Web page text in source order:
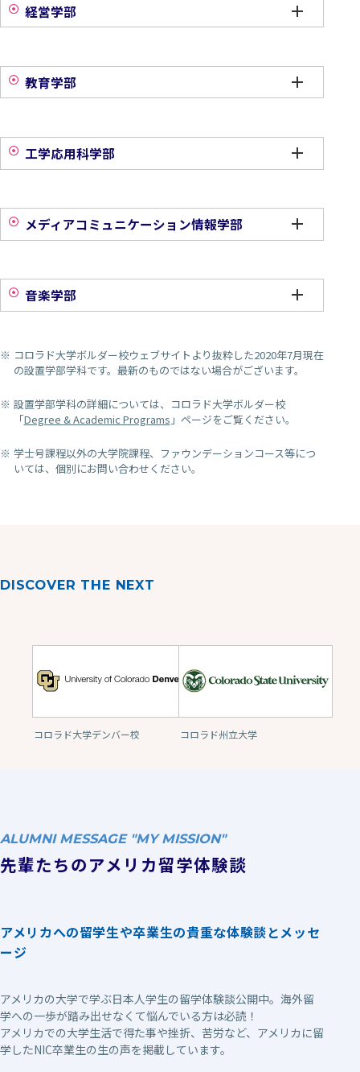
経営学部
教育学部
工学応用科学部
メディアコミュニケーション情報学部
音楽学部
コロラド大学ボルダー校ウェブサイトより抜粋した2020年7月現在
の設置学部学科です。最新のものではない場合がございます。
設置学部学科の詳細については、コロラド大学ボルダー校
「Degree & Academic Programs 」ページをご覧ください。
学士号課程以外の大学院課程、ファウンデーションコース等につ
いては、個別にお問い合わせください。
DISCOVER THE NEXT
コロラド大学デンバー校 コロラド州立大学
ALUMNI MESSAGE "MY MISSION"
先輩たちのアメリカ留学体験談
アメリカへの留学生や卒業生の貴重な体験談とメッセ
ージ
アメリカの大学で学ぶ日本人学生の留学体験談公開中。海外留
学への一歩が踏み出せなくて悩んでいる方は必読！
アメリカでの大学生活で得た事や挫折、苦労など、アメリカに留
学したNIC卒業生の生の声を掲載しています。